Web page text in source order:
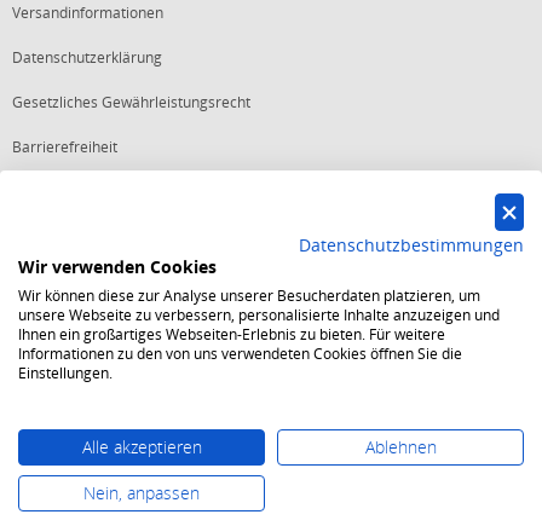
Versandinformationen
Datenschutzerklärung
Gesetzliches Gewährleistungsrecht
Barrierefreiheit
Starker Service
Shops mit dem Excellent Shop Award stehen seit mehr als 5,
10, 15 oder 20 Jahren für ein sicheres und angenehmes
Einkaufserlebnis.
Echte Verlässlichkeit
Jede Bestellung ist durch den Trusted Shops Käuferschutz
abgesichert und es gelten strenge Kriterien zum Schutz
persönlicher Daten.
Datenschutzbestimmungen
Wir verwenden Cookies
Wir können diese zur Analyse unserer Besucherdaten platzieren, um
unsere Webseite zu verbessern, personalisierte Inhalte anzuzeigen und
Ihnen ein großartiges Webseiten-Erlebnis zu bieten. Für weitere
Informationen zu den von uns verwendeten Cookies öffnen Sie die
Einstellungen.
Alle akzeptieren
Ablehnen
Nein, anpassen